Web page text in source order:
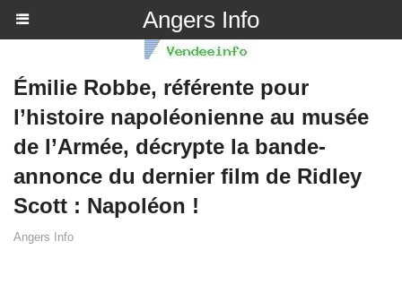
Angers Info
Émilie Robbe, référente pour
l’histoire napoléonienne au musée
de l’Armée, décrypte la bande-
annonce du dernier film de Ridley
Scott : Napoléon !
Angers Info